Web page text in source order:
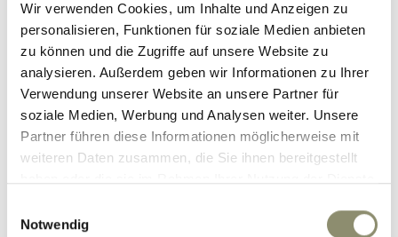
Wir verwenden Cookies, um Inhalte und Anzeigen zu
personalisieren, Funktionen für soziale Medien anbieten
zu können und die Zugriffe auf unsere Website zu
analysieren. Außerdem geben wir Informationen zu Ihrer
Verwendung unserer Website an unsere Partner für
soziale Medien, Werbung und Analysen weiter. Unsere
Partner führen diese Informationen möglicherweise mit
weiteren Daten zusammen, die Sie ihnen bereitgestellt
Notwendig
Hotel Nesslerhof GmbH
Familie Neudegger
Unterbergstraße 50,5611Großarl /Österreich
+43 6414 81200
Mail info@nesslerhof.at
Presse